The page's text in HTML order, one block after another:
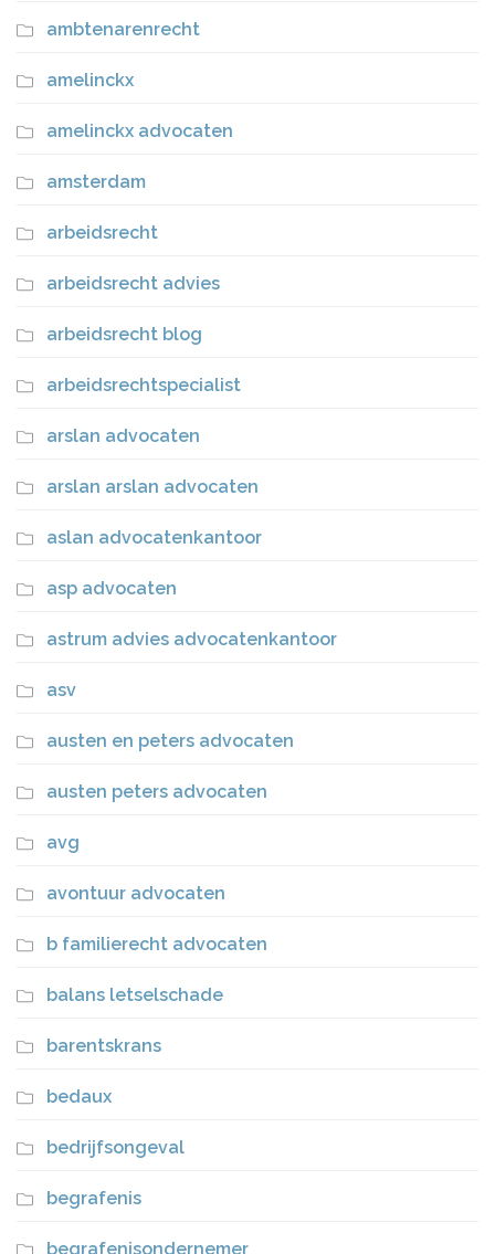
ambtenarenrecht
amelinckx
amelinckx advocaten
amsterdam
arbeidsrecht
arbeidsrecht advies
arbeidsrecht blog
arbeidsrechtspecialist
arslan advocaten
arslan arslan advocaten
aslan advocatenkantoor
asp advocaten
astrum advies advocatenkantoor
asv
austen en peters advocaten
austen peters advocaten
avg
avontuur advocaten
b familierecht advocaten
balans letselschade
barentskrans
bedaux
bedrijfsongeval
begrafenis
begrafenisondernemer